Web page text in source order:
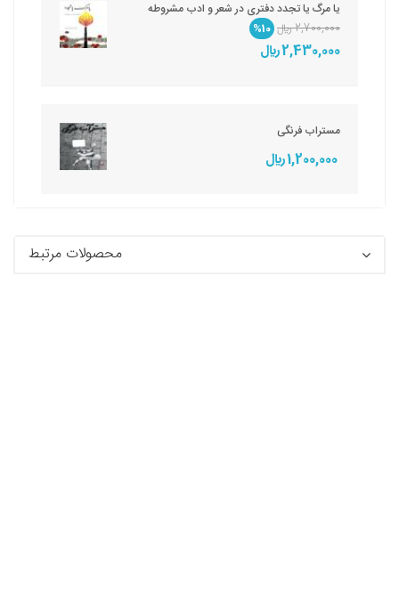
یا مرگ یا تجدد دفتری در شعر و ادب مشروطه
2,700,000 ريال
%10
2,430,000 ريال
مستراب فرنگی
1,200,000 ريال
محصولات مرتبط